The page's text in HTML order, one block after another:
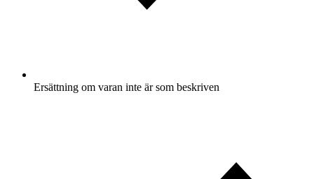
Ersättning om varan inte är som beskriven